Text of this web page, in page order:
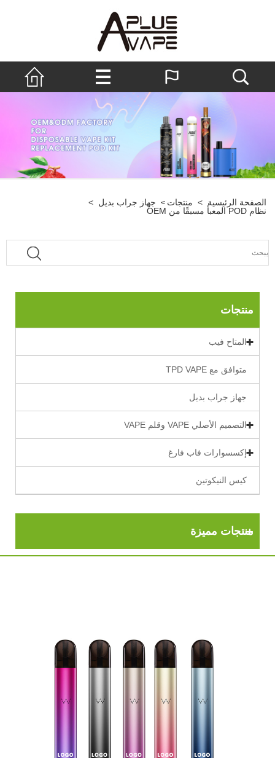
الصفحة الرئيسية > منتجات > جهاز جراب بديل >
نظام POD المعبأ مسبقًا من OEM
منتجات
المتاح فيب
متوافق مع TPD VAPE
جهاز جراب بديل
التصميم الأصلي VAPE وقلم VAPE
إكسسوارات فاب فارغ
كيس النيكوتين
منتجات مميزة